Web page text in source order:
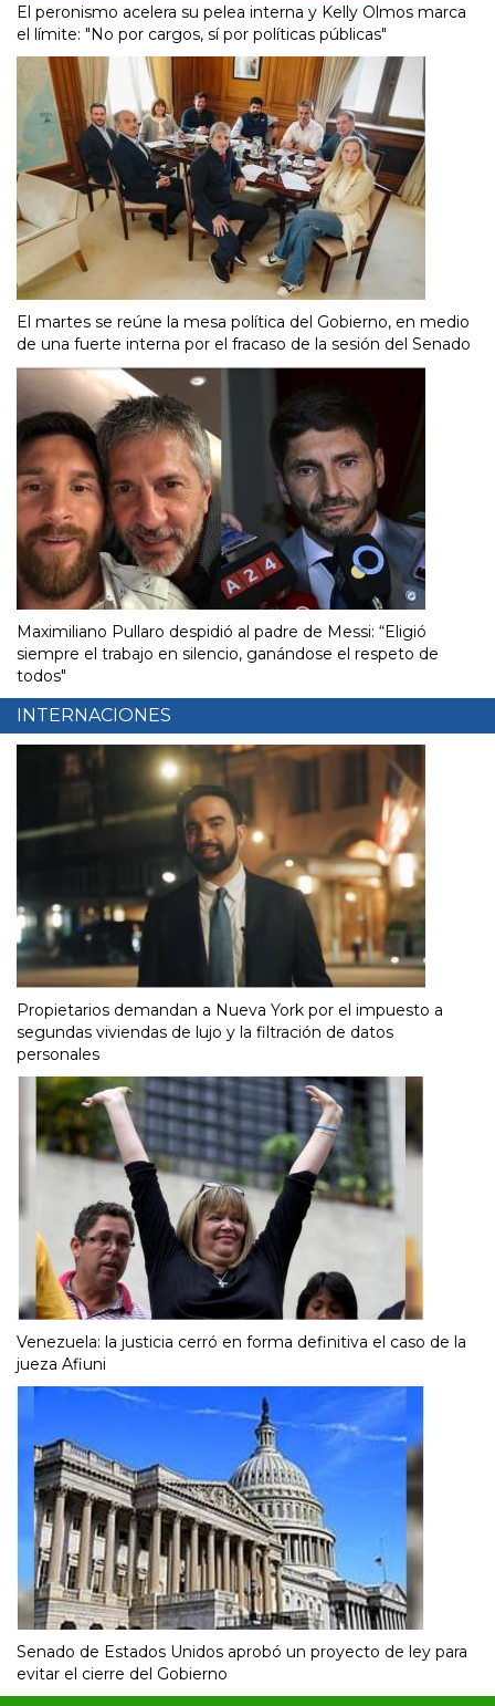
El peronismo acelera su pelea interna y Kelly Olmos marca
el límite: "No por cargos, sí por políticas públicas"
El martes se reúne la mesa política del Gobierno, en medio
de una fuerte interna por el fracaso de la sesión del Senado
Maximiliano Pullaro despidió al padre de Messi: “Eligió
siempre el trabajo en silencio, ganándose el respeto de
todos"
INTERNACIONES
Propietarios demandan a Nueva York por el impuesto a
segundas viviendas de lujo y la filtración de datos
personales
Venezuela: la justicia cerró en forma definitiva el caso de la
jueza Afiuni
Senado de Estados Unidos aprobó un proyecto de ley para
evitar el cierre del Gobierno